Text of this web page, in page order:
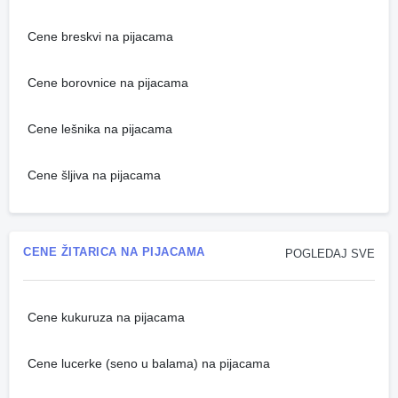
Cene breskvi na pijacama
Cene borovnice na pijacama
Cene lešnika na pijacama
Cene šljiva na pijacama
POGLEDAJ SVE
CENE ŽITARICA NA PIJACAMA
Cene kukuruza na pijacama
Cene lucerke (seno u balama) na pijacama